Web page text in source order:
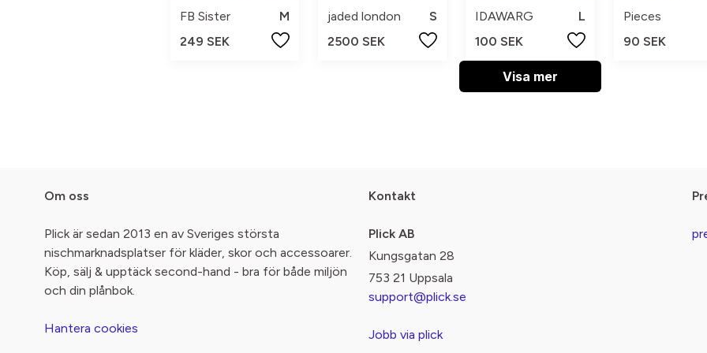
FB Sister
M
249 SEK
jaded london
S
2500 SEK
IDAWARG
L
100 SEK
Pieces
90 SEK
Visa mer
Om oss
Plick är sedan 2013 en av Sveriges största
nischmarknadsplatser för kläder, skor och accessoarer.
Köp, sälj & upptäck second-hand - bra för både miljön
och din plånbok.
Hantera cookies
Kontakt
Plick AB
Kungsgatan 28
753 21 Uppsala
support@plick.se
Jobb via plick